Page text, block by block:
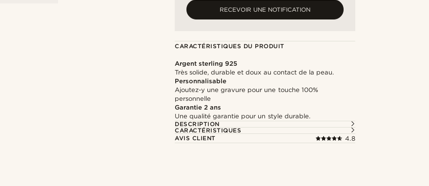
RECEVOIR UNE NOTIFICATION
CARACTÉRISTIQUES DU PRODUIT
Argent sterling 925
Très solide, durable et doux au contact de la peau.
Personnalisable
Ajoutez-y une gravure pour une touche 100%
personnelle
Garantie 2 ans
Une qualité garantie pour un style durable.
DESCRIPTION
CARACTÉRISTIQUES
AVIS CLIENT
4.8